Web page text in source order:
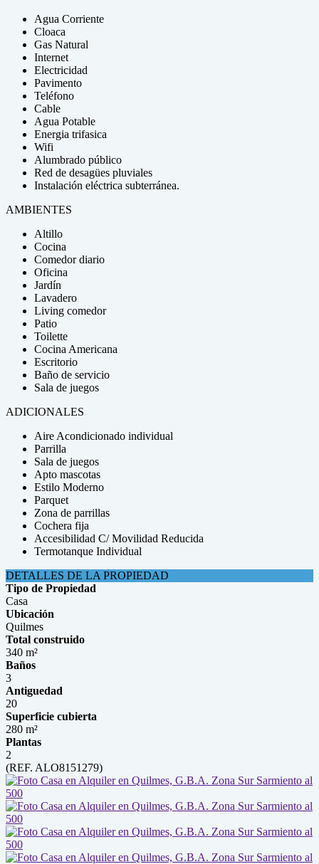
Agua Corriente
Cloaca
Gas Natural
Internet
Electricidad
Pavimento
Teléfono
Cable
Agua Potable
Energia trifasica
Wifi
Alumbrado público
Red de desagües pluviales
Instalación eléctrica subterránea.
AMBIENTES
Altillo
Cocina
Comedor diario
Oficina
Jardín
Lavadero
Living comedor
Patio
Toilette
Cocina Americana
Escritorio
Baño de servicio
Sala de juegos
ADICIONALES
Aire Acondicionado individual
Parrilla
Sala de juegos
Apto mascotas
Estilo Moderno
Parquet
Zona de parrillas
Cochera fija
Accesibilidad C/ Movilidad Reducida
Termotanque Individual
DETALLES DE LA PROPIEDAD
Tipo de Propiedad
Casa
Ubicación
Quilmes
Total construido
340 m²
Baños
3
Antiguedad
20
Superficie cubierta
280 m²
Plantas
2
(REF. ALO8151279)